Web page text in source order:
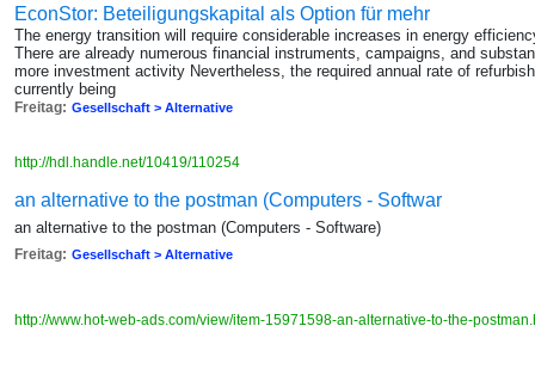
EconStor: Beteiligungskapital als Option für mehr
The energy transition will require considerable increases in energy
There are already numerous financial instruments, campaigns, and
more investment activity Nevertheless, the required annual rate of
currently being
Freitag: Gesellschaft > Alternative
http://hdl.handle.net/10419/110254
an alternative to the postman (Computers - Softwar
an alternative to the postman (Computers - Software)
Freitag: Gesellschaft > Alternative
http://www.hot-web-ads.com/view/item-15971598-an-alternative-to-the-